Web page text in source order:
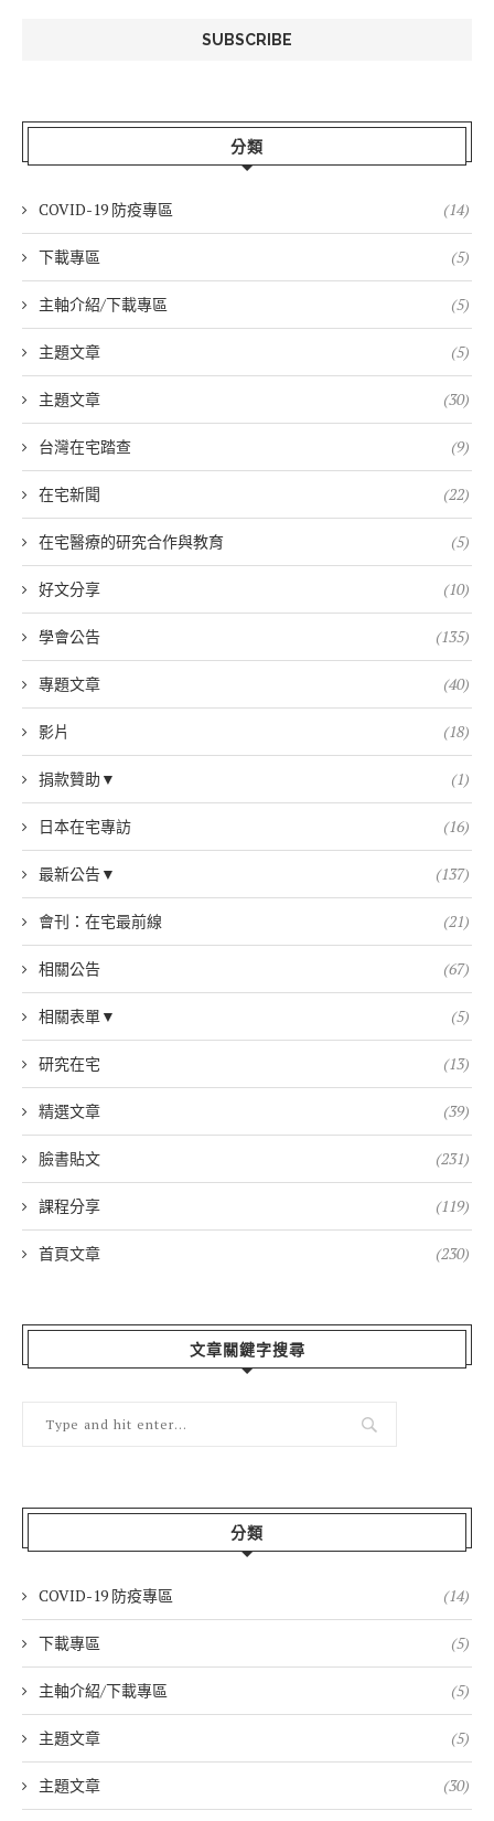
分類
COVID-19 防疫專區 (14)
下載專區 (5)
主軸介紹/下載專區 (5)
主題文章 (5)
主題文章 (30)
台灣在宅踏查 (9)
在宅新聞 (22)
在宅醫療的研究合作與教育 (5)
好文分享 (10)
學會公告 (135)
專題文章 (40)
影片 (18)
捐款贊助▼ (1)
日本在宅專訪 (16)
最新公告▼ (137)
會刊：在宅最前線 (21)
相關公告 (67)
相關表單▼ (5)
研究在宅 (13)
精選文章 (39)
臉書貼文 (231)
課程分享 (119)
首頁文章 (230)
文章關鍵字搜尋
分類
COVID-19 防疫專區 (14)
下載專區 (5)
主軸介紹/下載專區 (5)
主題文章 (5)
主題文章 (30)